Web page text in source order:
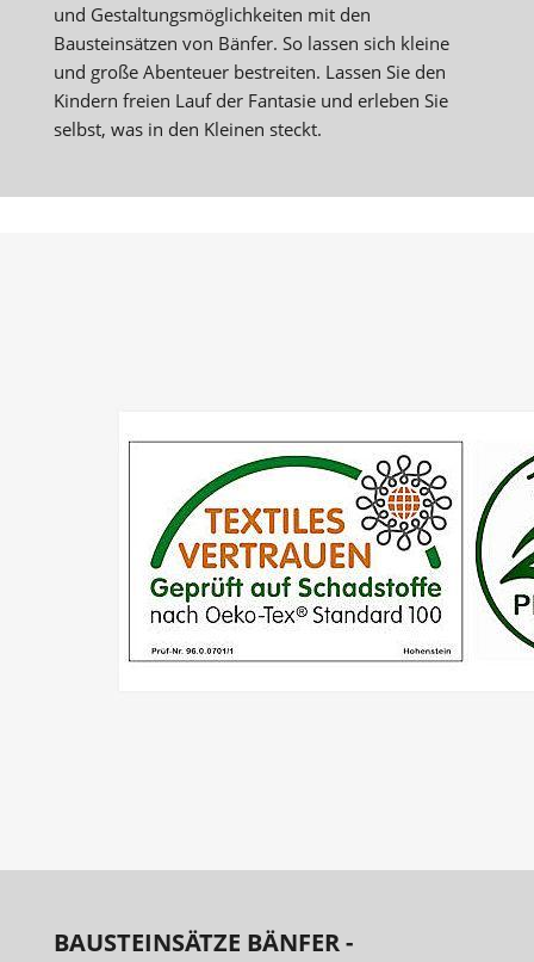
und Gestaltungsmöglichkeiten mit den
Bausteinsätzen von Bänfer. So lassen sich kleine
und große Abenteuer bestreiten. Lassen Sie den
Kindern freien Lauf der Fantasie und erleben Sie
selbst, was in den Kleinen steckt.
BAUSTEINSÄTZE BÄNFER -